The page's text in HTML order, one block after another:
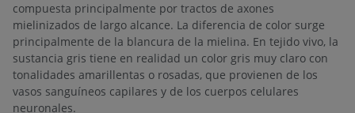
compuesta principalmente por tractos de axones
mielinizados de largo alcance. La diferencia de color surge
principalmente de la blancura de la mielina. En tejido vivo, la
sustancia gris tiene en realidad un color gris muy claro con
tonalidades amarillentas o rosadas, que provienen de los
vasos sanguíneos capilares y de los cuerpos celulares
neuronales.